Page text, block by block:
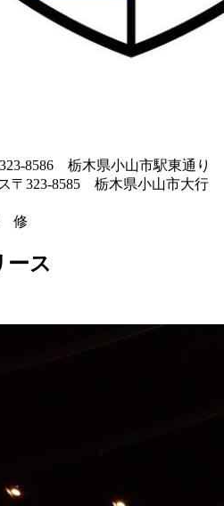
8586 栃木県小山市駅東通り
〒323-8585 栃木県小山市大行
修
ース